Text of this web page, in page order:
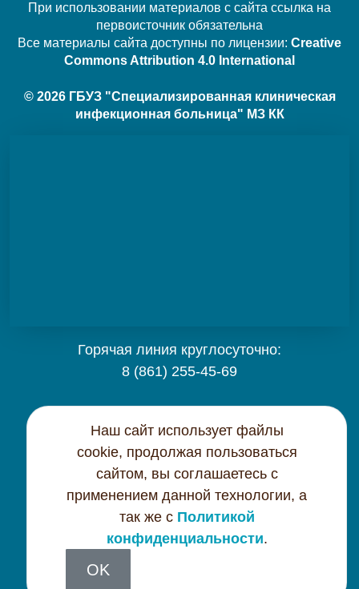
При использовании материалов с сайта ссылка на
первоисточник обязательна
Все материалы сайта доступны по лицензии: Creative
Commons Attribution 4.0 International
© 2026 ГБУЗ "Специализированная клиническая
инфекционная больница" МЗ КК
Горячая линия круглосуточно:
8 (861) 255-45-69
Контактная информация
Политика конфиденциальности
Наш сайт использует файлы
cookie, продолжая пользоваться
сайтом, вы соглашаетесь с
применением данной технологии, а
так же с Политикой
конфиденциальности.
OK